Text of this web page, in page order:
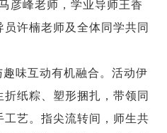
彦峰老师，学业导师王香
许楠老师及全体同学共同
味互动有机融合。活动伊
纸粽、塑形捆扎，带领同
艺。指尖流转间，师生共